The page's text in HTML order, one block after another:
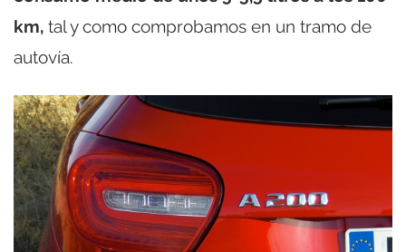
km, tal y como comprobamos en un tramo de
autovía.